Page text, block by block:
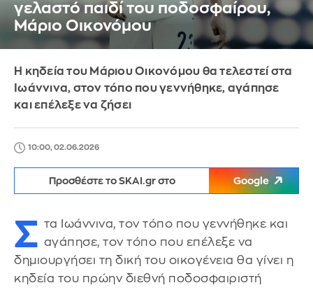
γελαστό παιδί του ποδοσφαίρου,
Μάριο Οικονόμου
Η κηδεία του Μάριου Οικονόμου θα τελεστεί στα
Ιωάννινα, στον τόπο που γεννήθηκε, αγάπησε
και επέλεξε να ζήσει
10:00, 02.06.2026
Προσθέστε το SKAI.gr στο Google
Σ τα Ιωάννινα, τον τόπο που γεννήθηκε και
αγάπησε, τον τόπο που επέλεξε να
δημιουργήσει τη δική του οικογένεια θα γίνει η
κηδεία του πρώην διεθνή ποδοσφαιριστή